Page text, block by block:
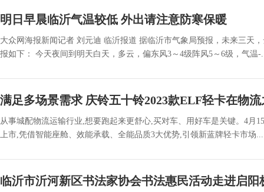
明日早晨临沂气温较低 外出请注意防寒保暖
大众网海报新闻记者 刘元迪 临沂报道 据临沂市气象局预报，未来三天
报如下： 今天夜间到明天白天，多云，偏东风3～4级阵风5～6级，气温-
满足多场景需求 庆铃五十铃2023款ELF轻卡在物
从事城配物流运输行业,想要跑起来更舒心,买对车、用好车是关键。4月
上市,凭借智能座舱、效能承载、全能品质3大优势,引领新蓝牌轻卡市场
临沂市沂河新区书法家协会书法惠民活动走进启阳